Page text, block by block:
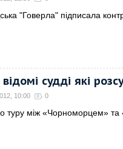
"Говерла" підписала
судді які
10:00 0
туру між «Чорноморцем»